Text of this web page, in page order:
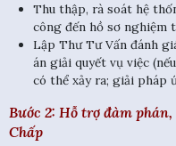
Thu thập, rà soát hệ
công đến hồ sơ nghiệm
Lập Thư Tư Vấn đánh
án giải quyết vụ việc
có thể xảy ra; giải pháp
Bước 2: Hỗ trợ đàm
Chấp